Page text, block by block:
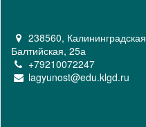
238560,
Балтийская, 25а
+79210072247
lagyunost@edu.klgd.ru